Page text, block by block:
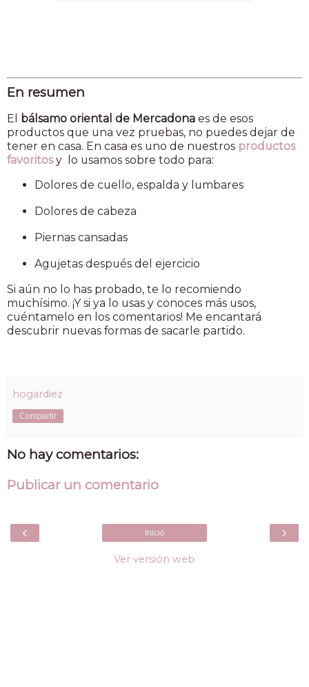
En resumen
El bálsamo oriental de Mercadona es de esos
productos que una vez pruebas, no puedes dejar de
tener en casa. En casa es uno de nuestros productos
favoritosy lo usamos sobre todo para:
Dolores de cuello, espalda y lumbares
Dolores de cabeza
Piernas cansadas
Agujetas después del ejercicio
Si aún no lo has probado, te lo recomiendo
muchísimo. ¡Y si ya lo usas y conoces más usos,
cuéntamelo en los comentarios! Me encantará
descubrir nuevas formas de sacarle partido.
hogardiez
Compartir
No hay comentarios:
Publicar un comentario
‹ ›
Inicio
Ver versión web